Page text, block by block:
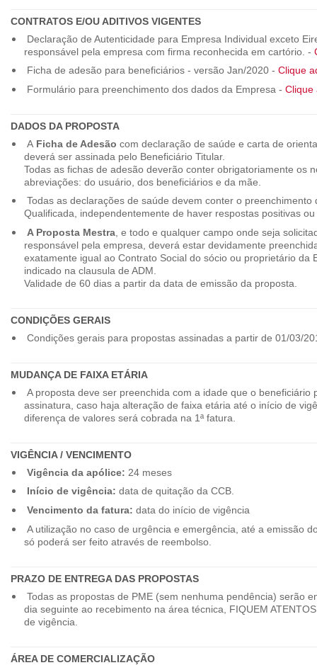
CONTRATOS E/OU ADITIVOS VIGENTES
Declaração de Autenticidade para Empresa Individual exceto
responsável pela empresa com firma reconhecida em cartório. -
Ficha de adesão para beneficiários - versão Jan/2020 - Clique
Formulário para preenchimento dos dados da Empresa - Clique
DADOS DA PROPOSTA
A Ficha de Adesão com declaração de saúde e carta de
deverá ser assinada pelo Beneficiário Titular.
Todas as fichas de adesão deverão conter obrigatoriamente os
abreviações: do usuário, dos beneficiários e da mãe.
Todas as declarações de saúde devem conter o preenchimento
Qualificada, independentemente de haver respostas positivas ou
A Proposta Mestra, e todo e qualquer campo onde seja
responsável pela empresa, deverá estar devidamente
exatamente igual ao Contrato Social do sócio ou proprietário da
indicado na clausula de ADM.
Validade de 60 dias a partir da data de emissão da proposta.
CONDIÇÕES GERAIS
Condições gerais para propostas assinadas a partir de 01/03/
MUDANÇA DE FAIXA ETÁRIA
A proposta deve ser preenchida com a idade que o beneficiário
assinatura, caso haja alteração de faixa etária até o início de
diferença de valores será cobrada na 1ª fatura.
VIGÊNCIA / VENCIMENTO
Vigência da apólice: 24 meses
Início de vigência: data de quitação da CCB.
Vencimento da fatura: data do início de vigência
A utilização no caso de urgência e emergência, até a emissão
só poderá ser feito através de reembolso.
PRAZO DE ENTREGA DAS PROPOSTAS
Todas as propostas de PME (sem nenhuma pendência) serão
dia seguinte ao recebimento na área técnica, FIQUEM
de vigência.
ÁREA DE COMERCIALIZAÇÃO